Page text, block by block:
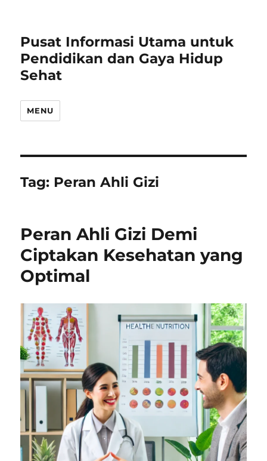
Pusat Informasi Utama untuk
Pendidikan dan Gaya Hidup
Sehat
MENU
Tag: Peran Ahli Gizi
Peran Ahli Gizi Demi
Ciptakan Kesehatan yang
Optimal